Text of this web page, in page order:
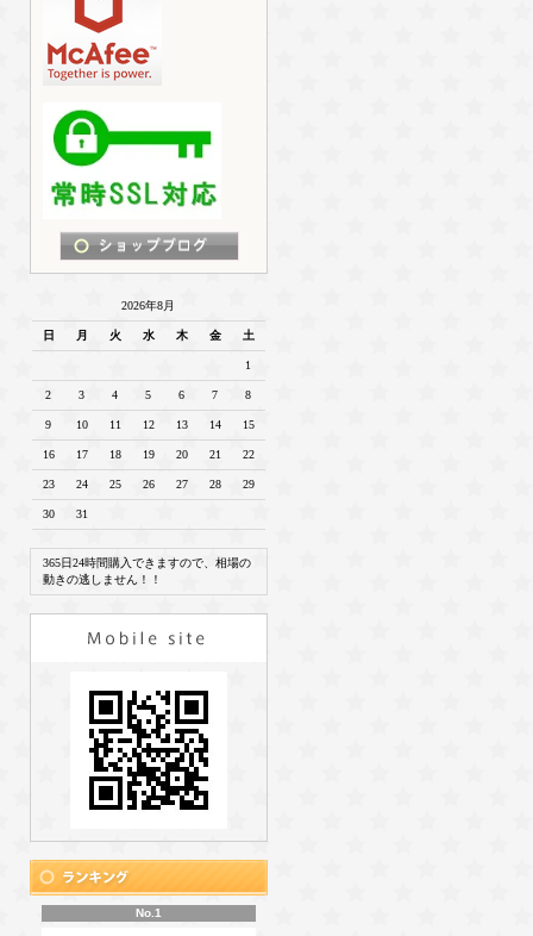
2026年8月
日 月 火 水 木 金 土
1
2 3 4 5 6 7 8
9 10 11 12 13 14 15
16 17 18 19 20 21 22
23 24 25 26 27 28 29
30 31
365日24時間購入できますので、相場の
動きの逃しません！！
No.1